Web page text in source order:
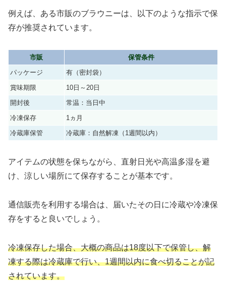
例えば、ある市販のブラウニーは、以下のような指示で保
存が推奨されています。
市販
保管条件
パッケージ
有（密封袋）
賞味期限
10日～20日
開封後
常温：当日中
冷凍保存
1ヵ月
冷蔵庫保管
冷蔵庫：自然解凍（1週間以内）
アイテムの状態を保ちながら、直射日光や高温多湿を避
け、涼しい場所にて保存することが基本です。
通信販売を利用する場合は、届いたその日に冷蔵や冷凍保
存をすると良いでしょう。
冷凍保存した場合、大概の商品は18度以下で保管し、解
凍する際は冷蔵庫で行い、1週間以内に食べ切ることが記
されています。